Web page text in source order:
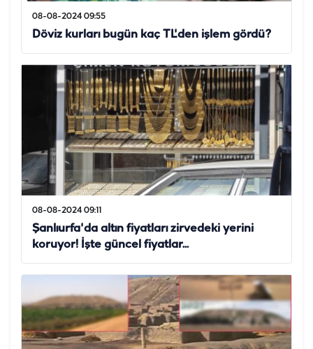
08-08-2024 09:55
Döviz kurları bugün kaç TL'den işlem gördü?
08-08-2024 09:11
Şanlıurfa'da altın fiyatları zirvedeki yerini
koruyor! İşte güncel fiyatlar...